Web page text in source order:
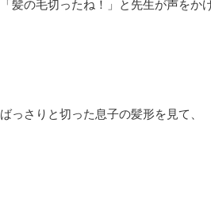
「髪の毛切ったね！」と先生が声をか
ばっさりと切った息子の髪形を見て、